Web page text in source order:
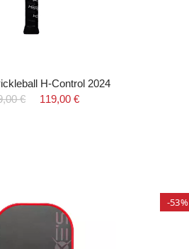
H-Control 2024
€
119,00 €
-53%